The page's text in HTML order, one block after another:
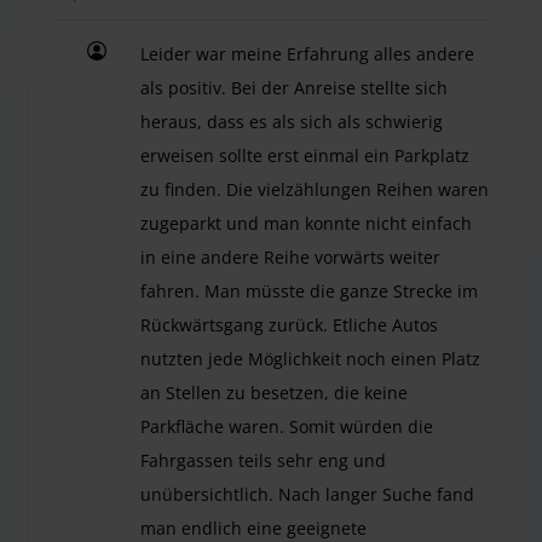
Leider war meine Erfahrung alles andere
als positiv. Bei der Anreise stellte sich
heraus, dass es als sich als schwierig
erweisen sollte erst einmal ein Parkplatz
zu finden. Die vielzählungen Reihen waren
zugeparkt und man konnte nicht einfach
in eine andere Reihe vorwärts weiter
fahren. Man müsste die ganze Strecke im
Rückwärtsgang zurück. Etliche Autos
nutzten jede Möglichkeit noch einen Platz
an Stellen zu besetzen, die keine
Parkfläche waren. Somit würden die
Fahrgassen teils sehr eng und
unübersichtlich. Nach langer Suche fand
man endlich eine geeignete